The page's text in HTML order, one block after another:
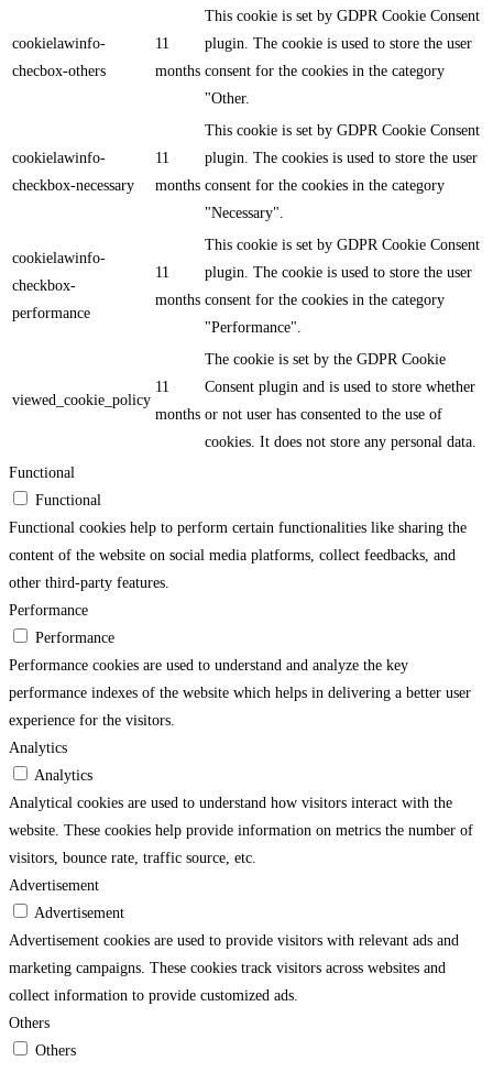
cookielawinfo-
checbox-others
11
months
This cookie is set by GDPR Cookie Consent
plugin. The cookie is used to store the user
consent for the cookies in the category
"Other.
cookielawinfo-
checkbox-necessary
11
months
This cookie is set by GDPR Cookie Consent
plugin. The cookies is used to store the user
consent for the cookies in the category
"Necessary".
cookielawinfo-
checkbox-
performance
11
months
This cookie is set by GDPR Cookie Consent
plugin. The cookie is used to store the user
consent for the cookies in the category
"Performance".
viewed_cookie_policy
11
months
The cookie is set by the GDPR Cookie
Consent plugin and is used to store whether
or not user has consented to the use of
cookies. It does not store any personal data.
Functional
Functional
Functional cookies help to perform certain functionalities like sharing the
content of the website on social media platforms, collect feedbacks, and
other third-party features.
Performance
Performance
Performance cookies are used to understand and analyze the key
performance indexes of the website which helps in delivering a better user
experience for the visitors.
Analytics
Analytics
Analytical cookies are used to understand how visitors interact with the
website. These cookies help provide information on metrics the number of
visitors, bounce rate, traffic source, etc.
Advertisement
Advertisement
Advertisement cookies are used to provide visitors with relevant ads and
marketing campaigns. These cookies track visitors across websites and
collect information to provide customized ads.
Others
Others